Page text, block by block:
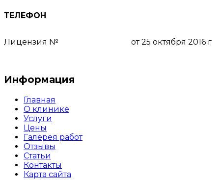
ТЕЛЕФОН
Лицензия №
от 25 октября 2016 г
Информация
Главная
О клинике
Услуги
Цены
Галерея работ
Отзывы
Статьи
Контакты
Карта сайта